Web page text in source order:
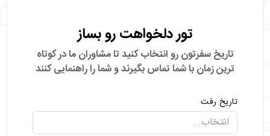
تور دلخواهت رو بساز
تاریخ سفرتون رو انتخاب کنید تا مشاوران ما در کوتاه
ترین زمان با شما تماس بگیرندو شما را راهنمایی کنند
تاریخ رفت